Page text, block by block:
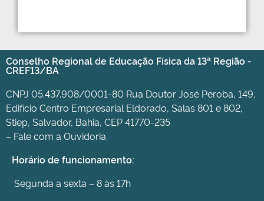
Conselho Regional de Educação Física da 13ª Região -
CREF13/BA
CNPJ 05.437.908/0001-80 Rua Doutor José Peroba, 149,
Edifício Centro Empresarial Eldorado, Salas 801 e 802,
Stiep, Salvador, Bahia, CEP 41770-235
– Fale com a Ouvidoria
Horário de funcionamento:
Segunda a sexta – 8 às 17h